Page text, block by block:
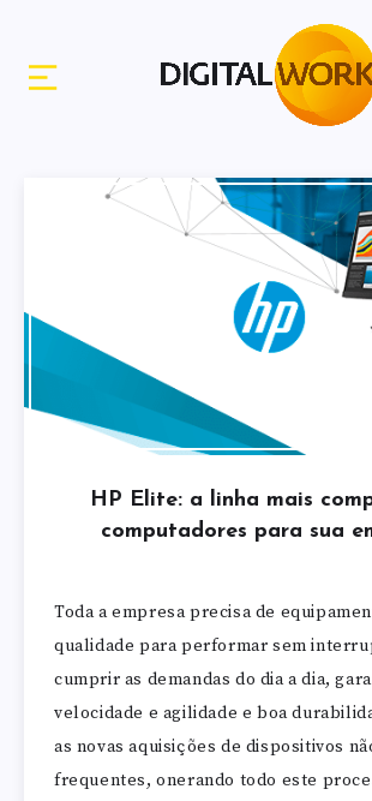
HP Elite: a linha mais
computadores para sua
Toda a empresa precisa de
qualidade para performar sem
cumprir as demandas do dia a dia,
velocidade e agilidade e boa
as novas aquisições de dispositivos
frequentes, onerando todo este